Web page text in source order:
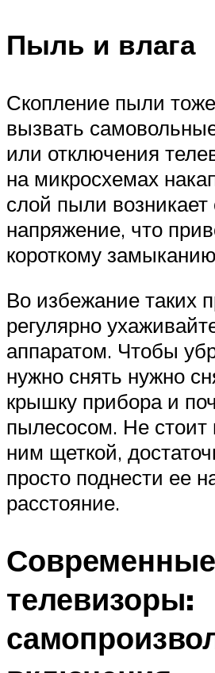
Пыль и влага
Скопление пыли
вызвать
или отключения
на микросхемах
слой пыли возникает
напряжение, что
короткому
Во избежание таких
регулярно
аппаратом. Чтобы
нужно снять нужно
крышку прибора и
пылесосом. Не стоит
ним щеткой,
просто поднести ее
расстояние.
Современные
телевизоры: